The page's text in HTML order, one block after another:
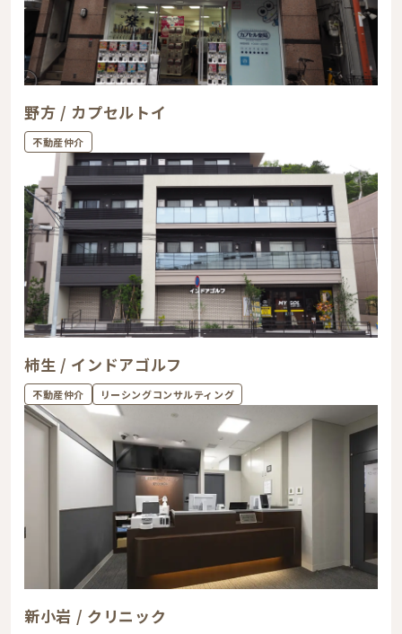
野方 / カプセルトイ
不動産仲介
柿生 / インドアゴルフ
不動産仲介 リーシングコンサルティング
新小岩 / クリニック